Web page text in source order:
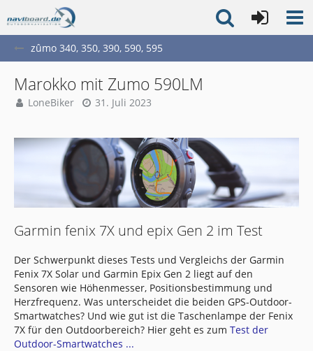
zûmo 340, 350, 390, 590, 595
Marokko mit Zumo 590LM
LoneBiker 31. Juli 2023
Garmin fenix 7X und epix Gen 2 im Test
Der Schwerpunkt dieses Tests und Vergleichs der Garmin
Fenix 7X Solar und Garmin Epix Gen 2 liegt auf den
Sensoren wie Höhenmesser, Positionsbestimmung und
Herzfrequenz. Was unterscheidet die beiden GPS-Outdoor-
Smartwatches? Und wie gut ist die Taschenlampe der Fenix
7X für den Outdoorbereich? Hier geht es zum Test der
Outdoor-Smartwatches ...